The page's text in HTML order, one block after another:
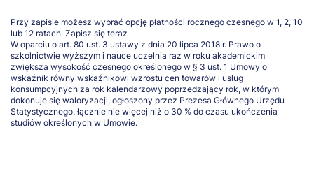
Przy zapisie możesz wybrać opcję płatności rocznego czesnego w 1, 2, 10
lub 12 ratach. Zapisz się teraz
W oparciu o art. 80 ust. 3 ustawy z dnia 20 lipca 2018 r. Prawo o
szkolnictwie wyższym i nauce uczelnia raz w roku akademickim
zwiększa wysokość czesnego określonego w § 3 ust. 1 Umowy o
wskaźnik równy wskaźnikowi wzrostu cen towarów i usług
konsumpcyjnych za rok kalendarzowy poprzedzający rok, w którym
dokonuje się waloryzacji, ogłoszony przez Prezesa Głównego Urzędu
Statystycznego, łącznie nie więcej niż o 30 % do czasu ukończenia
studiów określonych w Umowie.